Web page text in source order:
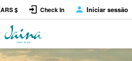
ARS $ Check In Iniciar sessão